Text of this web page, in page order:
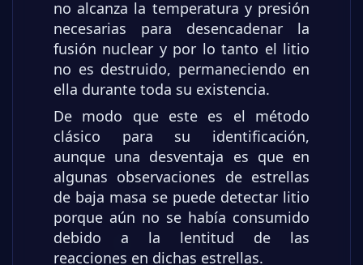
no alcanza la temperatura y presión
necesarias para desencadenar la
fusión nuclear y por lo tanto el litio
no es destruido, permaneciendo en
ella durante toda su existencia.
De modo que este es el método
clásico para su identificación,
aunque una desventaja es que en
algunas observaciones de estrellas
de baja masa se puede detectar litio
porque aún no se había consumido
debido a la lentitud de las
reacciones en dichas estrellas.